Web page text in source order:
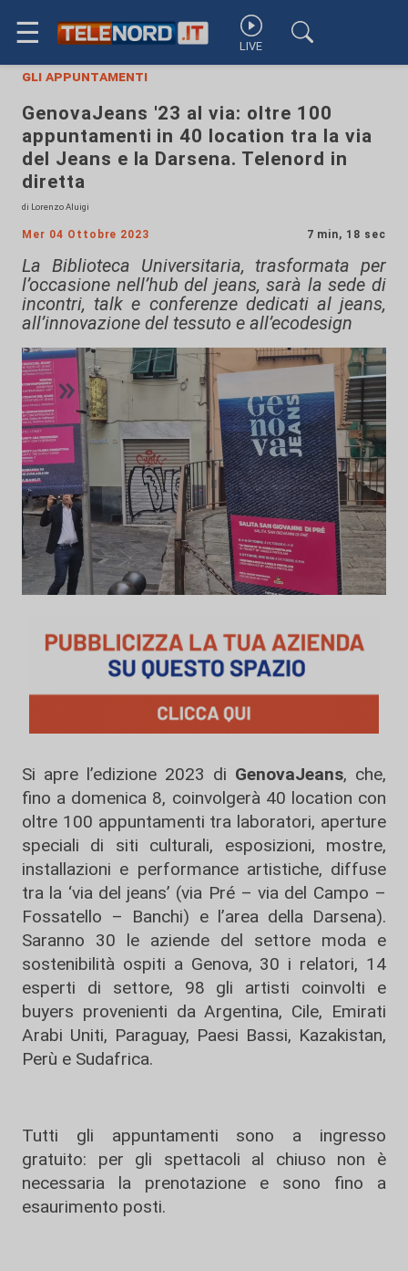
☰ LIVE
gli appuntamenti
GenovaJeans '23 al via: oltre 100
appuntamenti in 40 location tra la via
del Jeans e la Darsena. Telenord in
diretta
di Lorenzo Aluigi
Mer 04 Ottobre 2023 7 min, 18 sec
La Biblioteca Universitaria, trasformata per
l’occasione nell’hub del jeans, sarà la sede di
incontri, talk e conferenze dedicati al jeans,
all’innovazione del tessuto e all’ecodesign
Si apre l’edizione 2023 di GenovaJeans, che,
fino a domenica 8, coinvolgerà 40 location con
oltre 100 appuntamenti tra laboratori, aperture
speciali di siti culturali, esposizioni, mostre,
installazioni e performance artistiche, diffuse
tra la ‘via del jeans’ (via Pré – via del Campo –
Fossatello – Banchi) e l’area della Darsena).
Saranno 30 le aziende del settore moda e
sostenibilità ospiti a Genova, 30 i relatori, 14
esperti di settore, 98 gli artisti coinvolti e
buyers provenienti da Argentina, Cile, Emirati
Arabi Uniti, Paraguay, Paesi Bassi, Kazakistan,
Perù e Sudafrica.
Tutti gli appuntamenti sono a ingresso
gratuito: per gli spettacoli al chiuso non è
necessaria la prenotazione e sono fino a
esaurimento posti.